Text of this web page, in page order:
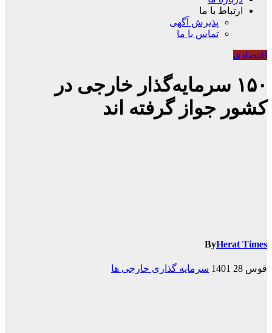
ارتباط با ما
پذیرش آگهی
تماس با ما
اقتصادی
۱۵۰ سرمایه‌گذار خارجی در
کشور جواز گرفته اند
ByHerat Times
قوس 28 1401 سرمایه گذاری خارجی ها